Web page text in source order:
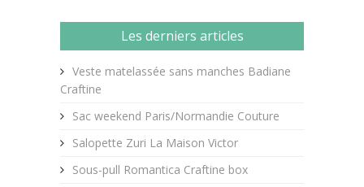
Les derniers articles
Veste matelassée sans manches Badiane
Craftine
Sac weekend Paris/Normandie Couture
Salopette Zuri La Maison Victor
Sous-pull Romantica Craftine box